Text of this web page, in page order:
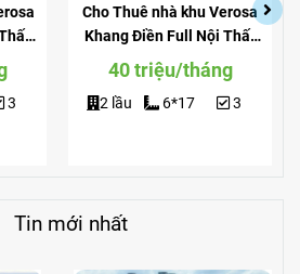
3
Cho Thuê nhà khu Verosa
Khang Điền Full Nội Thất
View Công Viên
40 triệu/tháng
2 lầu 6*17 3
Tin mới nhất